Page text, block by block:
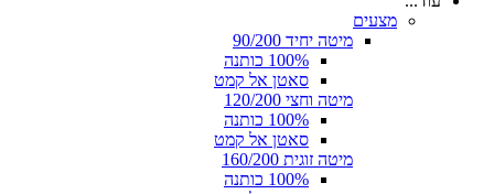
מצעים
מיטה יחיד 90/200
100% כותנה
סאטן אל קמט
מיטה וחצי 120/200
100% כותנה
סאטן אל קמט
מיטה זוגית 160/200
100% כותנה